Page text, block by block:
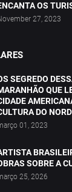
OS
27, 2023
SEGREDO
QUE
DO
01, 2023
SOBRE A
25, 2026